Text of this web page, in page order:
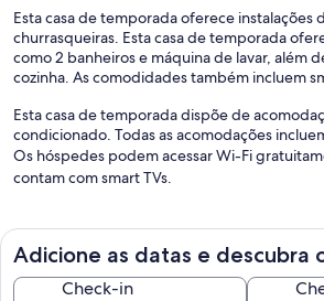
Esta casa de temporada oferece instalações
churrasqueiras. Esta casa de temporada
como 2 banheiros e máquina de lavar, além
cozinha. As comodidades também incluem
Esta casa de temporada dispõe de
condicionado. Todas as acomodações
Os hóspedes podem acessar Wi-Fi
contam com smart TVs.
Adicione as datas e descubra
Check-in